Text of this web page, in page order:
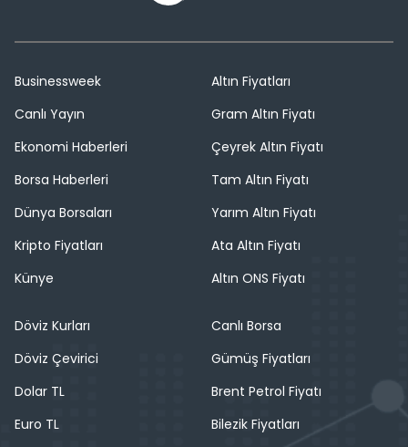
Businessweek
Canlı Yayın
Ekonomi Haberleri
Borsa Haberleri
Dünya Borsaları
Kripto Fiyatları
Künye
Altın Fiyatları
Gram Altın Fiyatı
Çeyrek Altın Fiyatı
Tam Altın Fiyatı
Yarım Altın Fiyatı
Ata Altın Fiyatı
Altın ONS Fiyatı
Döviz Kurları
Döviz Çevirici
Dolar TL
Euro TL
Canlı Borsa
Gümüş Fiyatları
Brent Petrol Fiyatı
Bilezik Fiyatları